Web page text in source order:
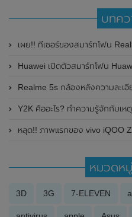
บทคว
เผย!! ทีเซอร์ของสมาร์ทโฟน Realme GT5 มาพร้อมชิปเซ็ต
Huawei เปิดตัวสมาร์ทโฟน Huawei Nova 12 และ
Realme 5s กล้องหลังความละเอียด 48 ล้านพิก
Y2K คืออะไร? ทำความรู้จักกับเห
หลุด!! ภาพแรกของ vivo iQOO Z1 พ
หมวดห
3D 3G 7-ELEVEN